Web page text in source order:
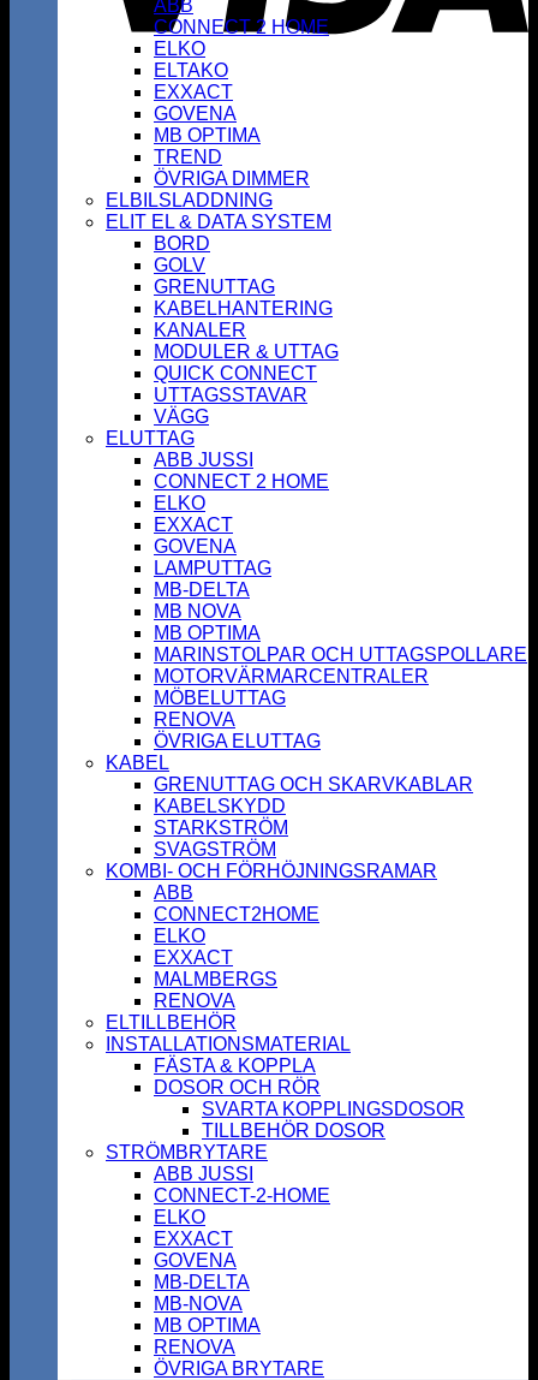
ABB
CONNECT 2 HOME
ELKO
ELTAKO
EXXACT
GOVENA
MB OPTIMA
TREND
ÖVRIGA DIMMER
ELBILSLADDNING
ELIT EL & DATA SYSTEM
BORD
GOLV
GRENUTTAG
KABELHANTERING
KANALER
MODULER & UTTAG
QUICK CONNECT
UTTAGSSTAVAR
VÄGG
ELUTTAG
ABB JUSSI
CONNECT 2 HOME
ELKO
EXXACT
GOVENA
LAMPUTTAG
MB-DELTA
MB NOVA
MB OPTIMA
MARINSTOLPAR OCH UTTAGSPOLLARE
MOTORVÄRMARCENTRALER
MÖBELUTTAG
RENOVA
ÖVRIGA ELUTTAG
KABEL
GRENUTTAG OCH SKARVKABLAR
KABELSKYDD
STARKSTRÖM
SVAGSTRÖM
KOMBI- OCH FÖRHÖJNINGSRAMAR
ABB
CONNECT2HOME
ELKO
EXXACT
MALMBERGS
RENOVA
ELTILLBEHÖR
INSTALLATIONSMATERIAL
FÄSTA & KOPPLA
DOSOR OCH RÖR
SVARTA KOPPLINGSDOSOR
TILLBEHÖR DOSOR
STRÖMBRYTARE
ABB JUSSI
CONNECT-2-HOME
ELKO
EXXACT
GOVENA
MB-DELTA
MB-NOVA
MB OPTIMA
RENOVA
ÖVRIGA BRYTARE